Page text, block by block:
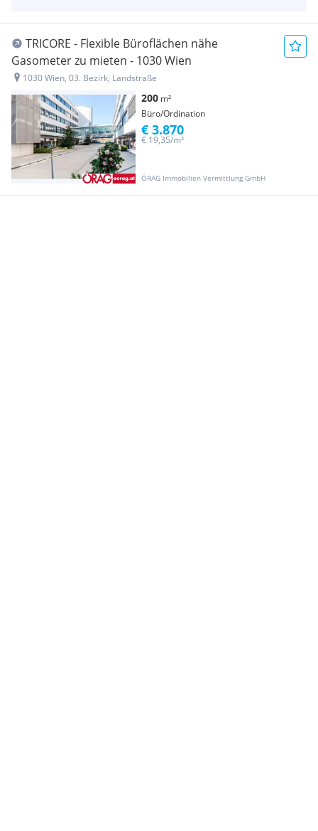
TRICORE - Flexible Büroflächen nähe
Gasometer zu mieten - 1030 Wien
1030 Wien, 03. Bezirk, Landstraße
200 m²
Büro/Ordination
ÖRAG Immobilien Vermittlung GmbH
€ 19,35/m²
€ 3.870